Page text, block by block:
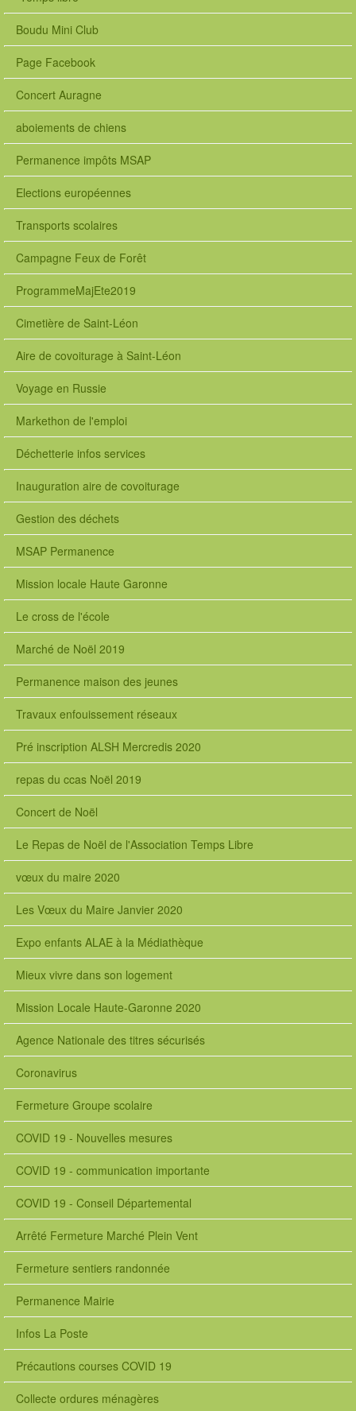
Boudu Mini Club
Page Facebook
Concert Auragne
aboiements de chiens
Permanence impôts MSAP
Elections européennes
Transports scolaires
Campagne Feux de Forêt
ProgrammeMajEte2019
Cimetière de Saint-Léon
Aire de covoiturage à Saint-Léon
Voyage en Russie
Markethon de l'emploi
Déchetterie infos services
Inauguration aire de covoiturage
Gestion des déchets
MSAP Permanence
Mission locale Haute Garonne
Le cross de l'école
Marché de Noël 2019
Permanence maison des jeunes
Travaux enfouissement réseaux
Pré inscription ALSH Mercredis 2020
repas du ccas Noël 2019
Concert de Noël
Le Repas de Noël de l'Association Temps Libre
vœux du maire 2020
Les Vœux du Maire Janvier 2020
Expo enfants ALAE à la Médiathèque
Mieux vivre dans son logement
Mission Locale Haute-Garonne 2020
Agence Nationale des titres sécurisés
Coronavirus
Fermeture Groupe scolaire
COVID 19 - Nouvelles mesures
COVID 19 - communication importante
COVID 19 - Conseil Départemental
Arrêté Fermeture Marché Plein Vent
Fermeture sentiers randonnée
Permanence Mairie
Infos La Poste
Précautions courses COVID 19
Collecte ordures ménagères